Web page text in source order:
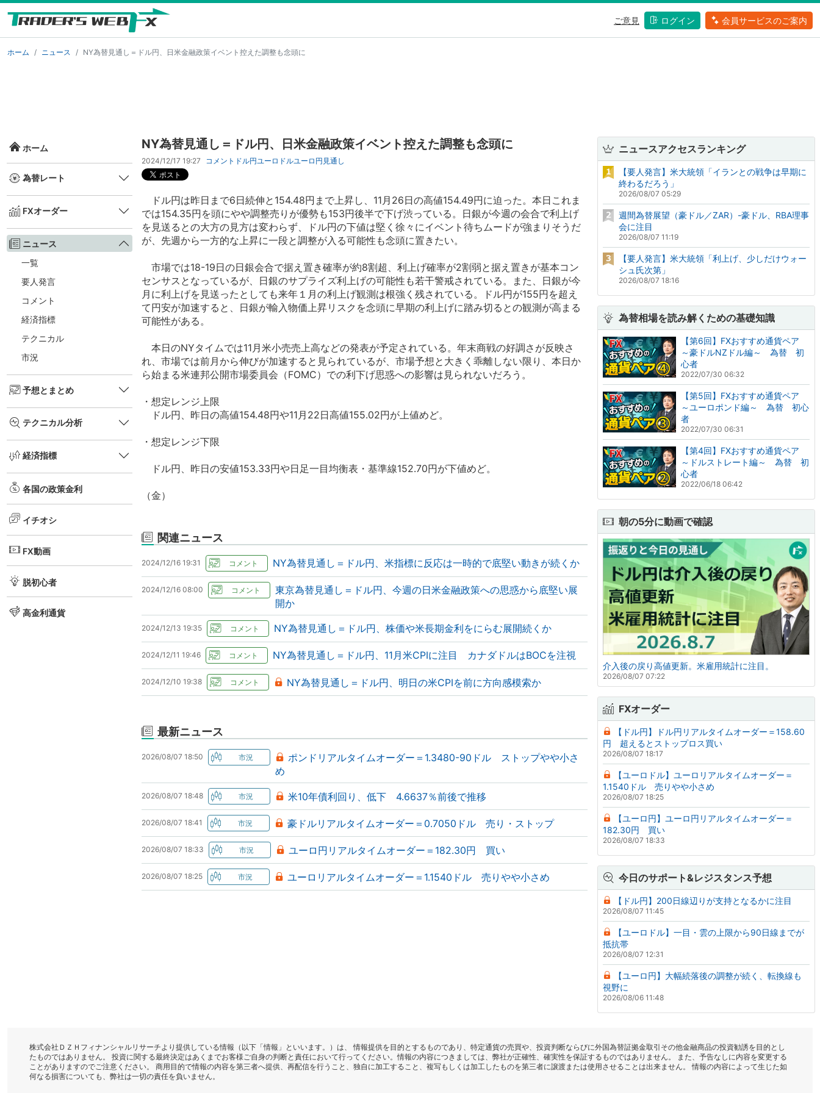
ご意見 ログイン 会員サービスのご案内
ホーム ニュース NY為替見通し＝ドル円、日米金融政策イベント控えた調整も念頭に
ホーム
為替レート
FXオーダー
ニュース
一覧
要人発言
コメント
経済指標
テクニカル
市況
予想とまとめ
テクニカル分析
経済指標
各国の政策金利
イチオシ
FX動画
脱初心者
高金利通貨
NY為替見通し＝ドル円、日米金融政策イベント控えた調整も念頭に
2024/12/17 19:27 コメント ドル円ユーロドルユーロ円 見通し
ドル円は昨日まで6日続伸と154.48円まで上昇し、11月26日の高値154.49円に迫った。本日これま
では154.35円を頭にやや調整売りが優勢も153円後半で下げ渋っている。日銀が今週の会合で利上げ
を見送るとの大方の見方は変わらず、ドル円の下値は堅く徐々にイベント待ちムードが強まりそうだ
が、先週から一方的な上昇に一段と調整が入る可能性も念頭に置きたい。
市場では18-19日の日銀会合で据え置き確率が約8割超、利上げ確率が2割弱と据え置きが基本コン
センサスとなっているが、日銀のサプライズ利上げの可能性も若干警戒されている。また、日銀が今
月に利上げを見送ったとしても来年１月の利上げ観測は根強く残されている。ドル円が155円を超え
て円安が加速すると、日銀が輸入物価上昇リスクを念頭に早期の利上げに踏み切るとの観測が高まる
可能性がある。
本日のNYタイムでは11月米小売売上高などの発表が予定されている。年末商戦の好調さが反映さ
れ、市場では前月から伸びが加速すると見られているが、市場予想と大きく乖離しない限り、本日か
ら始まる米連邦公開市場委員会（FOMC）での利下げ思惑への影響は見られないだろう。
・想定レンジ上限
ドル円、昨日の高値154.48円や11月22日高値155.02円が上値めど。
・想定レンジ下限
ドル円、昨日の安値153.33円や日足一目均衡表・基準線152.70円が下値めど。
（金）
関連ニュース
2024/12/16 19:31 NY為替見通し＝ドル円、米指標に反応は一時的で底堅い動きが続くか
2024/12/16 08:00
東京為替見通し＝ドル円、今週の日米金融政策への思惑から底堅い展
開か
2024/12/13 19:35 NY為替見通し＝ドル円、株価や米長期金利をにらむ展開続くか
2024/12/11 19:46 NY為替見通し＝ドル円、11月米CPIに注目 カナダドルはBOCを注視
2024/12/10 19:38 NY為替見通し＝ドル円、明日の米CPIを前に方向感模索か
最新ニュース
2026/08/07 18:50
ポンドリアルタイムオーダー＝1.3480-90ドル ストップやや小さ
め
2026/08/07 18:48 米10年債利回り、低下 4.6637％前後で推移
2026/08/07 18:41 豪ドルリアルタイムオーダー＝0.7050ドル 売り・ストップ
2026/08/07 18:33 ユーロ円リアルタイムオーダー＝182.30円 買い
2026/08/07 18:25 ユーロリアルタイムオーダー＝1.1540ドル 売りやや小さめ
ニュースアクセスランキング
【要人発言】米大統領「イランとの戦争は早期に
終わるだろう」
2026/08/07 05:29
週間為替展望（豪ドル／ZAR）-豪ドル、RBA理事
会に注目
2026/08/07 11:19
【要人発言】米大統領「利上げ、少しだけウォー
シュ氏次第」
2026/08/07 18:16
為替相場を読み解くための基礎知識
【第6回】FXおすすめ通貨ペア
～豪ドルNZドル編～ 為替 初
心者
2022/07/30 06:32
【第5回】FXおすすめ通貨ペア
～ユーロポンド編～ 為替 初心
者
2022/07/30 06:31
【第4回】FXおすすめ通貨ペア
～ドルストレート編～ 為替 初
心者
2022/06/18 06:42
朝の5分に動画で確認
介入後の戻り高値更新。米雇用統計に注目。
2026/08/07 07:22
FXオーダー
【ドル円】ドル円リアルタイムオーダー＝158.60
円 超えるとストップロス買い
2026/08/07 18:17
【ユーロドル】ユーロリアルタイムオーダー＝
1.1540ドル 売りやや小さめ
2026/08/07 18:25
【ユーロ円】ユーロ円リアルタイムオーダー＝
182.30円 買い
2026/08/07 18:33
今日のサポート&レジスタンス予想
【ドル円】200日線辺りが支持となるかに注目
2026/08/07 11:45
【ユーロドル】一目・雲の上限から90日線までが
抵抗帯
2026/08/07 12:31
【ユーロ円】大幅続落後の調整が続く、転換線も
視野に
2026/08/06 11:48
株式会社ＤＺＨフィナンシャルリサーチより提供している情報（以下「情報」といいます。）は、 情報提供を目的とするものであり、特定通貨の売買や、投資判断ならびに外国為替証拠金取引その他金融商品の投資勧誘を目的とし
たものではありません。 投資に関する最終決定はあくまでお客様ご自身の判断と責任において行ってください。情報の内容につきましては、弊社が正確性、確実性を保証するものではありません。 また、予告なしに内容を変更する
ことがありますのでご注意ください。 商用目的で情報の内容を第三者へ提供、再配信を行うこと、独自に加工すること、複写もしくは加工したものを第三者に譲渡または使用させることは出来ません。 情報の内容によって生じた如
何なる損害についても、弊社は一切の責任を負いません。